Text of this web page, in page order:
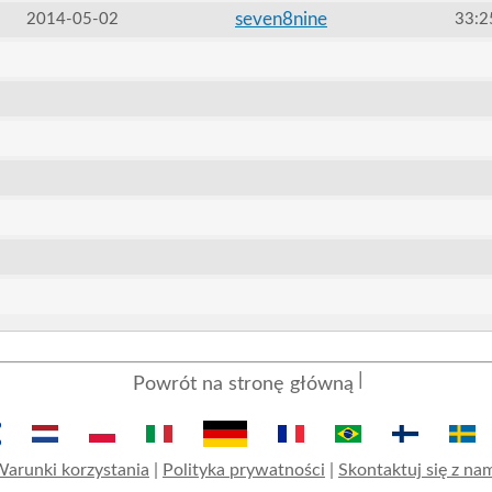
2014-05-02 seven8nine
Powrót na stronę główną
korzystania Polityka prywatności Skontaktuj się z